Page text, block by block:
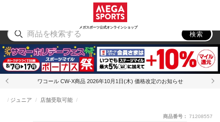
メガスポーツ公式オンラインショップ
アウトドア
検索
ワコール CW-X商品 2026年10月1日(木) 価格改定のお知らせ
ジュニア 店舗受取可能
商品番号： 71208557